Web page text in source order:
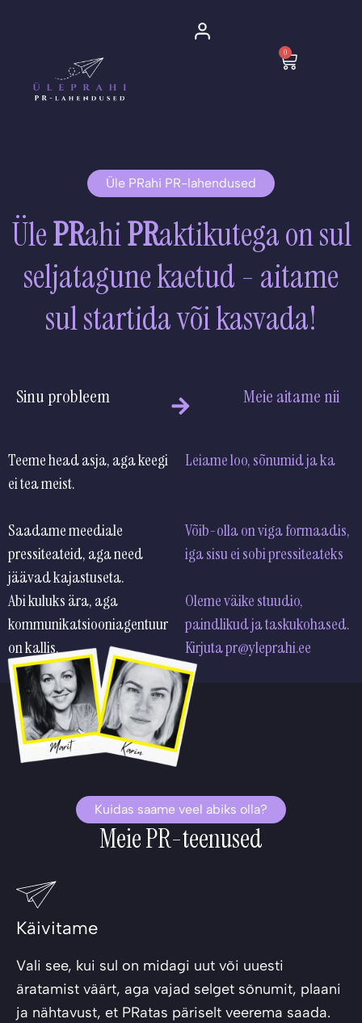
0
Cart
Üle PRahi PR-lahendused
ÜlePRahiPRaktikutega on sul
seljatagune kaetud - aitame
sul startida või kasvada!
Sinu probleem Meie aitame nii
Teeme head asja, aga keegi
ei tea meist.
Leiame loo, sõnumid ja
Saadame meediale
pressiteateid, aga need
jäävad kajastuseta.
Võib-olla on viga formaadis,
iga sisu ei sobi pressitea
Abi kuluks ära, aga
kommunikatsiooniagentuur
on kallis.
Oleme väike stuudio,
paindlikud ja taskukohased.
Kirjuta pr@yleprahi.ee
Kuidas saame veel abiks olla?
Meie PR-teenused
Käivitame
Vali see, kui sul on midagi uut või uuesti
äratamist väärt, aga vajad selget sõnumit, plaani
ja nähtavust, et PRatas päriselt veerema saada.